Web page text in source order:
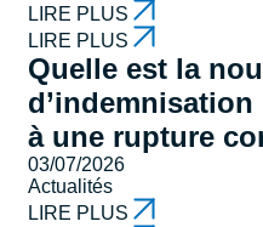
LIRE PLUS
LIRE PLUS
Quelle est la
à une rupture
03/07/2026
Actualités
LIRE PLUS